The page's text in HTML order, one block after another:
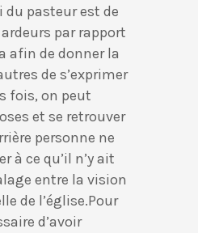
du pasteur est de
par rapport
afin de donner la
de s’exprimer
fois, on peut
et se retrouver
personne ne
à ce qu’il n’y ait
entre la vision
de l’église.Pour
d’avoir